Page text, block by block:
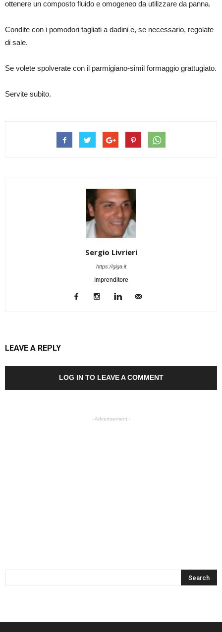
ottenere un composto fluido e omogeneo da utilizzare da panna.
Condite con i pomodori tagliati a dadini e, se necessario, regolate
di sale.
Se volete spolverate con il parmigiano-simil formaggio grattugiato.
Servite subito.
Sergio Livrieri
https://giga.it
Imprenditore
LEAVE A REPLY
LOG IN TO LEAVE A COMMENT
- Advertisement -